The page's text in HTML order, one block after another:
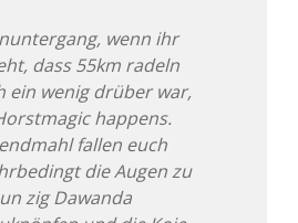
wenn ihr
dass 55km radeln
ein wenig drüber war,
happens.
fallen euch
die Augen zu
zig Dawanda